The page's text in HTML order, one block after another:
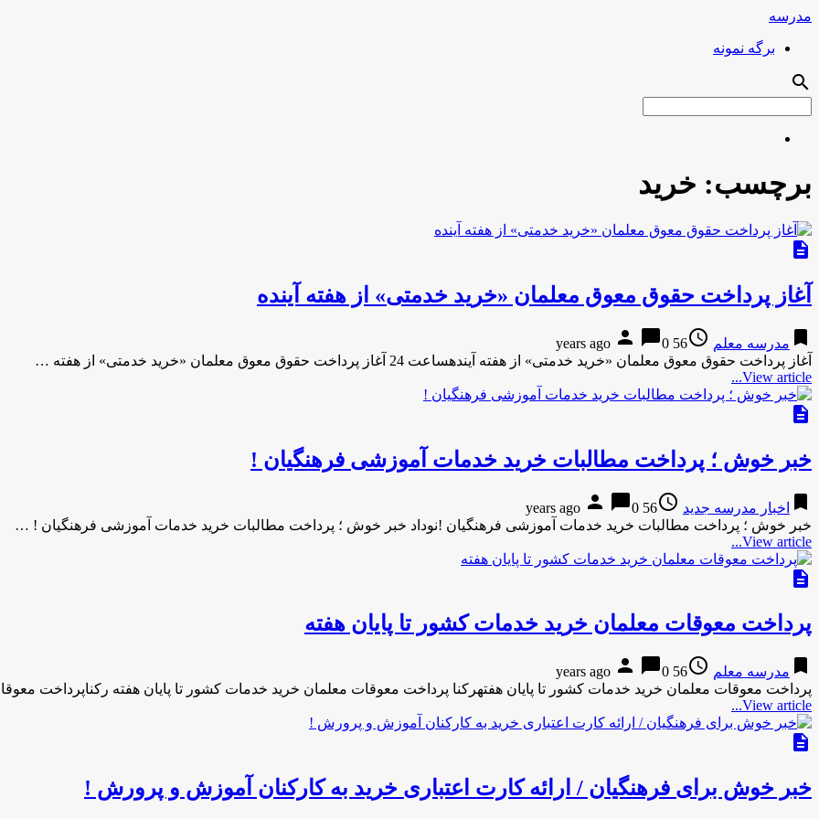
مدرسه
برگه نمونه
search
برچسب: خرید
description
آغاز پرداخت حقوق معوق معلمان «خرید خدمتی» از هفته آینده
bookmark مدرسه معلم access_time
56 years ago
person chat_bubble0
آغاز پرداخت حقوق معوق معلمان «خرید خدمتی» از هفته آیندهساعت 24 آغاز پرداخت حقوق معوق معلمان «خرید خدمتی» از هفته …
View article...
description
خبر خوش ؛ پرداخت مطالبات خرید خدمات آموزشی فرهنگیان !
bookmark اخبار مدرسه جدید access_time
56 years ago
person chat_bubble0
خبر خوش ؛ پرداخت مطالبات خرید خدمات آموزشی فرهنگیان !نوداد خبر خوش ؛ پرداخت مطالبات خرید خدمات آموزشی فرهنگیان ! …
View article...
description
پرداخت معوقات معلمان خرید خدمات کشور تا پایان هفته
bookmark مدرسه معلم access_time
56 years ago
person chat_bubble0
پرداخت معوقات معلمان خرید خدمات کشور تا پایان هفتهرکنا پرداخت معوقات معلمان خرید خدمات کشور تا پایان هفته رکناپرداخت
View article...
description
خبر خوش برای فرهنگیان / ارائه کارت اعتباری خرید به کارکنان آموزش و پرورش !